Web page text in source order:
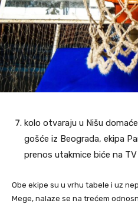
kolo otvaraju u Nišu
gošće iz Beograda, ekipa
prenos utakmice biće na TV
Obe ekipe su u vrhu tabele i uz
Mege, nalaze se na trećem